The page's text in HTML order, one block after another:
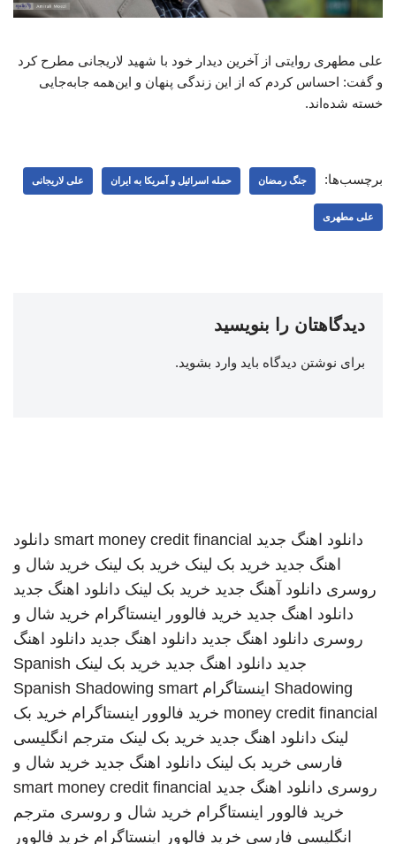
علی مطهری روایتی از آخرین دیدار خود با شهید لاریجانی مطرح کرد
و گفت: احساس کردم که از این زندگی پنهان و این‌همه جابه‌جایی
خسته شده‌اند.
برچسب‌ها: جنگ رمضان حمله اسرائیل و آمریکا به ایران علی لاریجانی
علی مطهری
دیدگاهتان را بنویسید
برای نوشتن دیدگاه باید وارد بشوید.
دانلود اهنگ جدید smart money credit financial دانلود
اهنگ جدید خرید بک لینک خرید بک لینک خرید شال و
روسری دانلود آهنگ جدید خرید بک لینک دانلود اهنگ جدید
دانلود اهنگ جدید خرید فالوور اینستاگرام خرید شال و
روسری دانلود اهنگ جدید دانلود اهنگ جدید دانلود اهنگ
جدید دانلود اهنگ جدید خرید بک لینک Spanish
Shadowing اینستاگرام Spanish Shadowing smart
money credit financial خرید فالوور اینستاگرام خرید بک
لینک دانلود اهنگ جدید خرید بک لینک مترجم انگلیسی
فارسی خرید بک لینک دانلود اهنگ جدید خرید شال و
روسری دانلود اهنگ جدید smart money credit financial
خرید فالوور اینستاگرام خرید شال و روسری مترجم
انگلیسی فارسی خرید فالوور اینستاگرام خرید فالوور